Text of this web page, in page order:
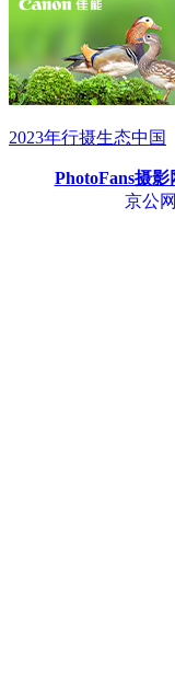
2023年行摄生态中国
PhotoFans摄影
京公